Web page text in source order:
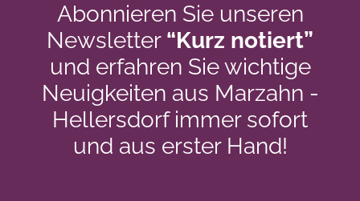
Abonnieren Sie unseren
Newsletter “Kurz notiert”
und erfahren Sie wichtige
Neuigkeiten aus Marzahn -
Hellersdorf immer sofort
und aus erster Hand!